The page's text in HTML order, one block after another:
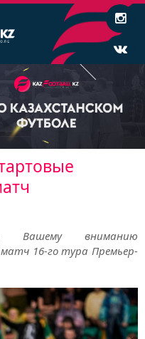
Вашему вниманию
16-го тура Премьер-